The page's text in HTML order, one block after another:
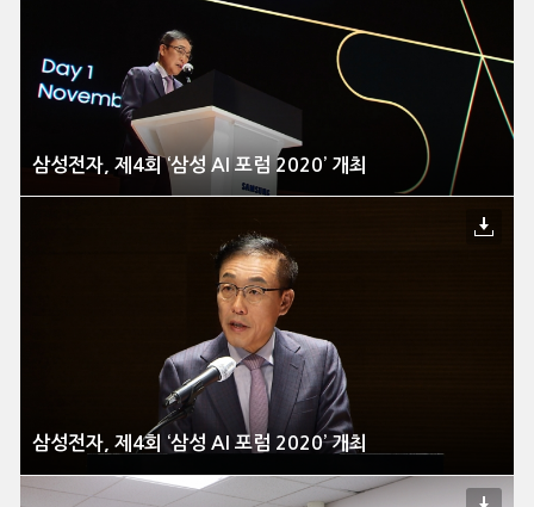
삼성전자, 제4회 ‘삼성 AI 포럼 2020’ 개최
삼성전자, 제4회 ‘삼성 AI 포럼 2020’ 개최